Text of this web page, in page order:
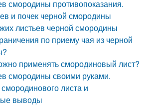
смородины противопоказания.
и почек черной смородины
листьев черной смородины
по приему чая из черной
применять смородиновый лист?
смородины своими руками.
листа и
выводы